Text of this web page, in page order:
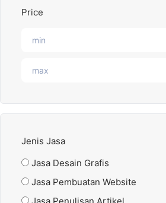
Price
Jenis Jasa
Jasa Desain Grafis
Jasa Pembuatan Website